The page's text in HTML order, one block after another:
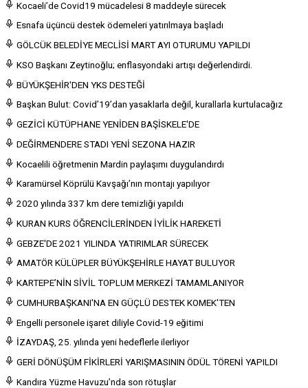
Kocaeli’de Covid19 mücadelesi 8 maddeyle sürecek
Esnafa üçüncü destek ödemeleri yatırılmaya başladı
GÖLCÜK BELEDİYE MECLİSİ MART AYI OTURUMU YAPILDI
KSO Başkanı Zeytinoğlu; enflasyondaki artışı değerlendirdi.
BÜYÜKŞEHİR'DEN YKS DESTEĞİ
Başkan Bulut: Covid’19’dan yasaklarla değil, kurallarla kurtulacağız
GEZİCİ KÜTÜPHANE YENİDEN BAŞİSKELE'DE
DEĞİRMENDERE STADI YENİ SEZONA HAZIR
Kocaelili öğretmenin Mardin paylaşımı duygulandırdı
Karamürsel Köprülü Kavşağı’nın montajı yapılıyor
2020 yılında 337 km dere temizliği yapıldı
KURAN KURS ÖĞRENCİLERİNDEN İYİLİK HAREKETİ
GEBZE'DE 2021 YILINDA YATIRIMLAR SÜRECEK
AMATÖR KÜLÜPLER BÜYÜKŞEHİRLE HAYAT BULUYOR
KARTEPE’NİN SİVİL TOPLUM MERKEZİ TAMAMLANIYOR
CUMHURBAŞKANI'NA EN GÜÇLÜ DESTEK KOMEK'TEN
Engelli personele işaret diliyle Covid-19 eğitimi
İZAYDAŞ, 25. yılında yeni hedeflerle ilerliyor
GERİ DÖNÜŞÜM FİKİRLERİ YARIŞMASININ ÖDÜL TÖRENİ YAPILDI
Kandıra Yüzme Havuzu’nda son rötuşlar